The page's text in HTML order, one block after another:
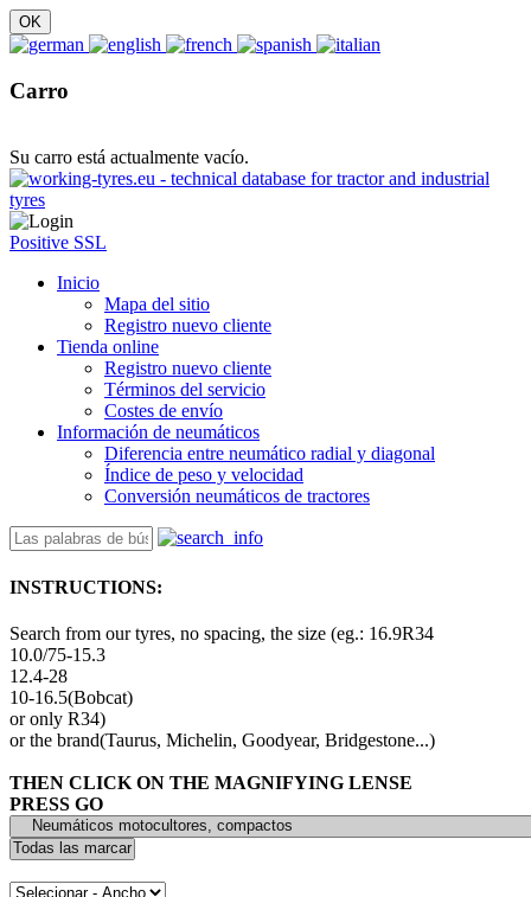
Carro
Su carro está actualmente vacío.
Positive SSL
Inicio
Mapa del sitio
Registro nuevo cliente
Tienda online
Registro nuevo cliente
Términos del servicio
Costes de envío
Información de neumáticos
Diferencia entre neumático radial y diagonal
Índice de peso y velocidad
Conversión neumáticos de tractores
INSTRUCTIONS:
Search from our tyres, no spacing, the size (eg.: 16.9R34
10.0/75-15.3
12.4-28
10-16.5(Bobcat)
or only R34)
or the brand(Taurus, Michelin, Goodyear, Bridgestone...)
THEN CLICK ON THE MAGNIFYING LENSE
PRESS GO